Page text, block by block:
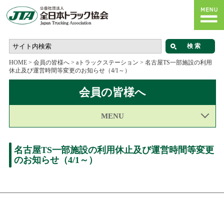
HOME> 会員の皆様へ> aトラックステーション > 名古屋TS一部施設の利用
休止及び運営時間等変更のお知らせ（4/1～）
会員の皆様へ
MENU
名古屋TS一部施設の利用休止及び運営時間等変更
のお知らせ（4/1～）